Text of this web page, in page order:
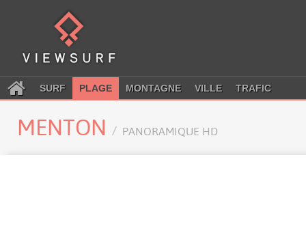
SURF PLAGE MONTAGNE VILLE TRAFIC
MENTON PANORAMIQUE HD